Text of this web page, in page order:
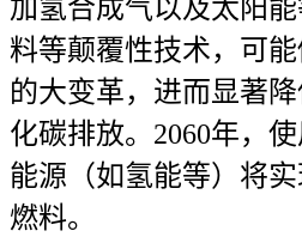
加氢合成气以及太阳
料等颠覆性技术，可
的大变革，进而显著
化碳排放。2060年，
能源（如氢能等）将
燃料。